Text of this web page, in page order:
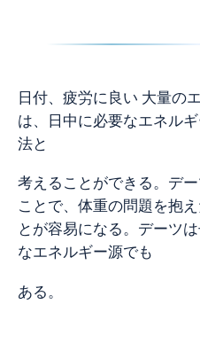
日付、疲労に良い 大量の
は、日中に必要なエネル
法と
考えることができる。デ
ことで、体重の問題を抱
とが容易になる。デーツ
なエネルギー源でも
ある。